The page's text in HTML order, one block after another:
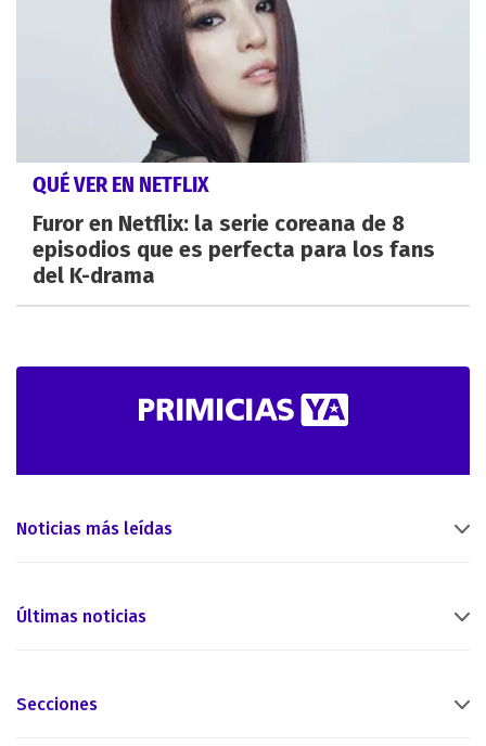
QUÉ VER EN NETFLIX
Furor en Netflix: la serie coreana de 8
episodios que es perfecta para los fans
del K-drama
Noticias más leídas
Últimas noticias
Secciones